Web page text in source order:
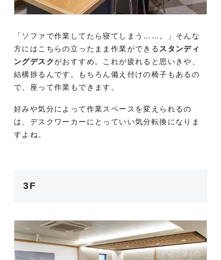
「ソファで作業してたら寝てしまう……。」そんな
方にはこちらの立ったまま作業ができる スタンディ
ングデスク がおすすめ。これが疲れると思いきや、
結構捗るんです。もちろん備え付けの椅子もあるの
で、座って作業もできます。
好みや気分によって作業スペースを変えられるの
は、デスクワーカーにとっていい気分転換になりま
すよね。
3F